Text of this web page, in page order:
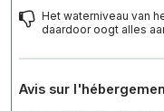
Het waterniveau van
daardoor oogt alles
Avis sur